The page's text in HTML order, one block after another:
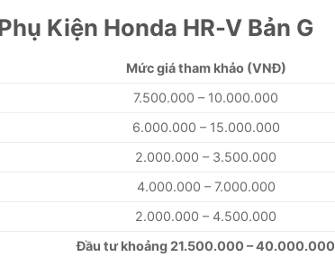
Kiện Honda HR-V Bản G
Mức giá tham khảo (VNĐ)
7.500.000 – 10.000.000
6.000.000 – 15.000.000
2.000.000 – 3.500.000
4.000.000 – 7.000.000
2.000.000 – 4.500.000
Đầu tư khoảng 21.500.000 – 40.000.000